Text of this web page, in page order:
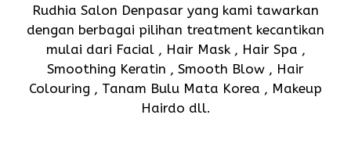
Rudhia Salon Denpasar yang kami tawarkan
dengan berbagai pilihan treatment kecantikan
mulai dari Facial , Hair Mask , Hair Spa ,
Smoothing Keratin , Smooth Blow , Hair
Colouring , Tanam Bulu Mata Korea , Makeup
Hairdo dll.